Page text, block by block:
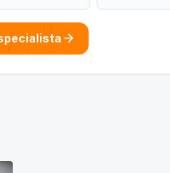
arrow_forward